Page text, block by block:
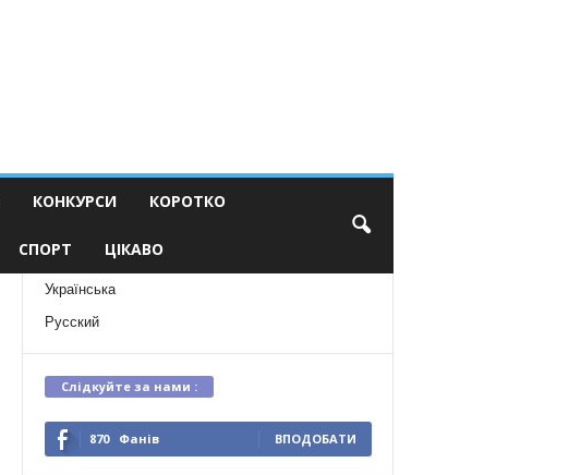
КОНКУРСИ КОРОТКО
СПОРТ ЦІКАВО
Українська
Русский
Слідкуйте за нами :
870 Фанів ВПОДОБАТИ